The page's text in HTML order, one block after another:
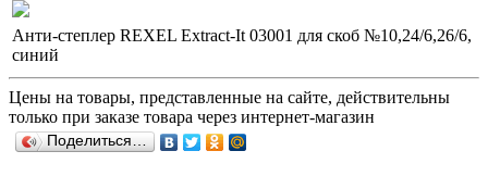
Анти-степлер REXEL Extract-It 03001 для скоб №10,24/6,26/6,
синий
Цены на товары, представленные на сайте, действительны
только при заказе товара через интернет-магазин
Поделиться…